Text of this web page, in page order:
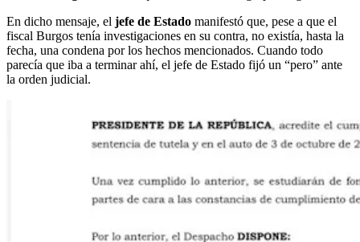
En dicho mensaje, el jefe de Estado manifestó que, pese a que el
fiscal Burgos tenía investigaciones en su contra, no existía, hasta la
fecha, una condena por los hechos mencionados. Cuando todo
parecía que iba a terminar ahí, el jefe de Estado fijó un “pero” ante
la orden judicial.